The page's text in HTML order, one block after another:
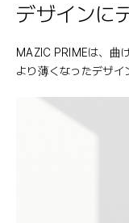
デザインに
MAZIC PRIMEは、曲
より薄くなったデザイ